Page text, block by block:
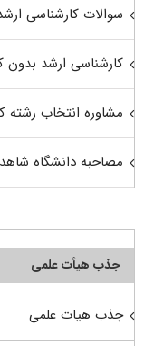
سوالات کارشناسی
کارشناسی ارشد بدون
مشاوره انتخاب رشته
مصاحبه دانشگاه شاهد
جذب هیأت علمی
جذب هیات علمی